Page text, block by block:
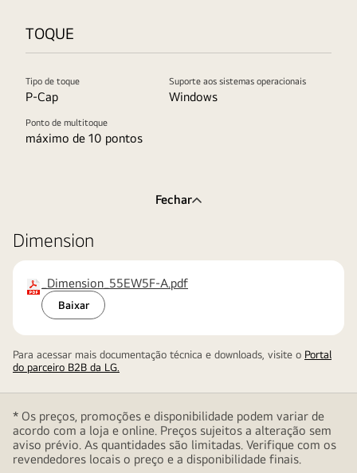
TOQUE
Tipo de toque
P-Cap
Suporte aos sistemas operacionais
Windows
Ponto de multitoque
máximo de 10 pontos
Fechar
Dimension
extensão
_Dimension_55EW5F-A.pdf
Baixar
Para acessar mais documentação técnica e downloads, visite o Portal
do parceiro B2B da LG.
* Os preços, promoções e disponibilidade podem variar de
acordo com a loja e online. Preços sujeitos a alteração sem
aviso prévio. As quantidades são limitadas. Verifique com os
revendedores locais o preço e a disponibilidade finais.